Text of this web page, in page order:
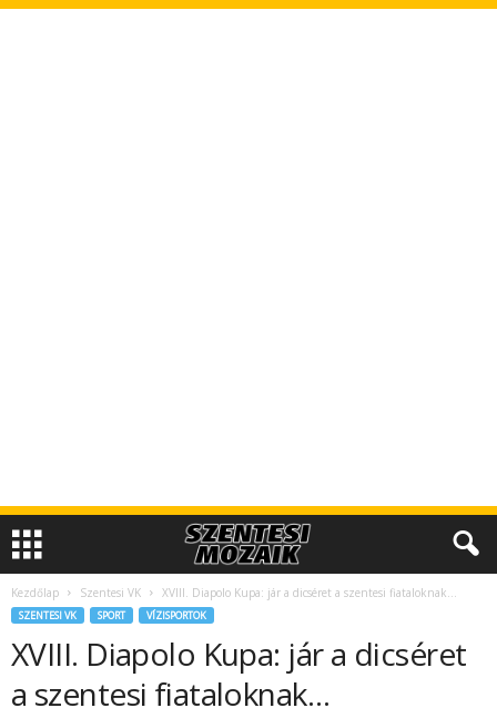
Kezdőlap Szentesi VK XVIII. Diapolo Kupa: jár a dicséret a szentesi fiataloknak…
SZENTESI VK SPORT VÍZISPORTOK
XVIII. Diapolo Kupa: jár a dicséret
a szentesi fiataloknak…